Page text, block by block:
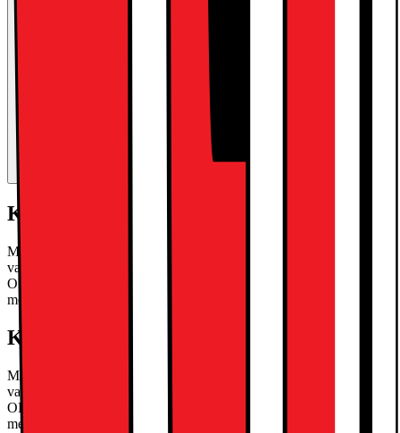
Kort om produkten
Med iPad Pro 11" kan du enkelt släppa lös din kreativa talang, tack
vare den kraftfulla Apple M5-processorn, Ultra Retina XDR
OLED-skärm med ProMotion och en 12 megapixels bakre kamera
med ProRes-stöd.
Kort om produkten
Med iPad Pro 11" kan du enkelt släppa lös din kreativa talang, tack
vare den kraftfulla Apple M5-processorn, Ultra Retina XDR
OLED-skärm med ProMotion och en 12 megapixels bakre kamera
med ProRes-stöd.